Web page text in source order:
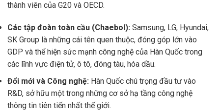
thành viên của G20 và OECD.
Các tập đoàn toàn cầu (Chaebol): Samsung, LG, Hyundai,
SK Group là những cái tên quen thuộc, đóng góp lớn vào
GDP và thể hiện sức mạnh công nghệ của Hàn Quốc trong
các lĩnh vực điện tử, ô tô, đóng tàu, hóa dầu.
Đổi mới và Công nghệ: Hàn Quốc chú trọng đầu tư vào
R&D, sở hữu một trong những cơ sở hạ tầng công nghệ
thông tin tiên tiến nhất thế giới.